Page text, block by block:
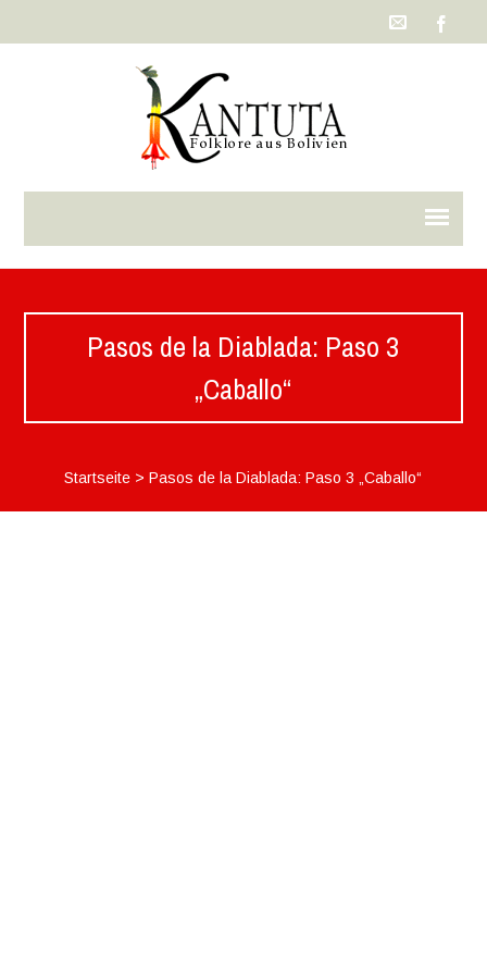
Pasos de la Diablada: Paso 3
„Caballo“
Startseite >Pasos de la Diablada: Paso 3 „Caballo“